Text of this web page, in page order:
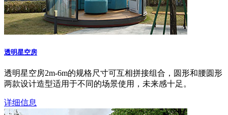
透明星空房
透明星空房2m-6m的规格尺寸可互相拼接组合，圆形和腰圆形
两款设计造型适用于不同的场景使用，未来感十足。
详细信息